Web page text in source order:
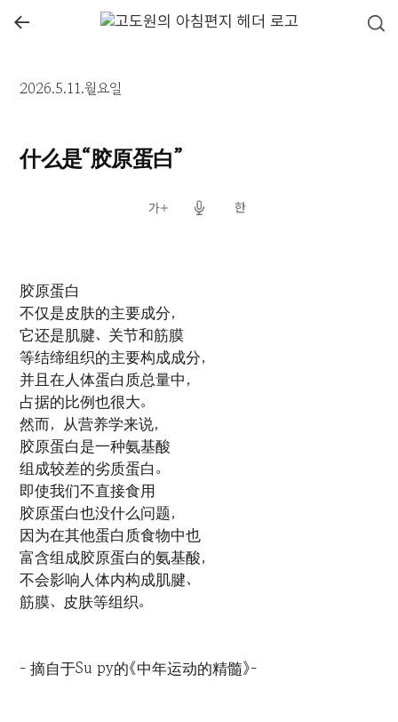
←
2026.5.11.월요일
什么是“胶原蛋白”
胶原蛋白
不仅是皮肤的主要成分，
它还是肌腱、关节和筋膜
等结缔组织的主要构成成分，
并且在人体蛋白质总量中，
占据的比例也很大。
然而，从营养学来说，
胶原蛋白是一种氨基酸
组成较差的劣质蛋白。
即使我们不直接食用
胶原蛋白也没什么问题，
因为在其他蛋白质食物中也
富含组成胶原蛋白的氨基酸，
不会影响人体内构成肌腱、
筋膜、皮肤等组织。
- 摘自于Su py的《中年运动的精髓》-